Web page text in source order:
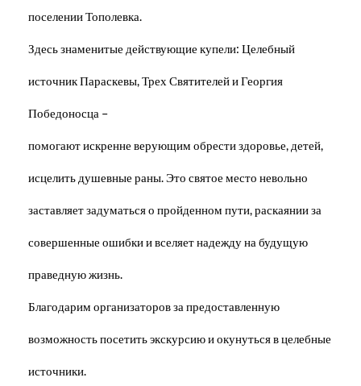
поселении Тополевка.
Здесь знаменитые действующие купели: Целебный
источник Параскевы, Трех Святителей и Георгия
Победоносца –
помогают искренне верующим обрести здоровье, детей,
исцелить душевные раны. Это святое место невольно
заставляет задуматься о пройденном пути, раскаянии за
совершенные ошибки и вселяет надежду на будущую
праведную жизнь.
Благодарим организаторов за предоставленную
возможность посетить экскурсию и окунуться в целебные
источники.